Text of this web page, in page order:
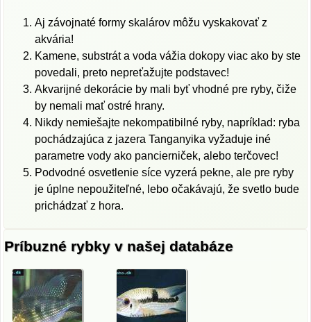
Aj závojnaté formy skalárov môžu vyskakovať z
akvária!
Kamene, substrát a voda vážia dokopy viac ako by ste
povedali, preto nepreťažujte podstavec!
Akvarijné dekorácie by mali byť vhodné pre ryby, čiže
by nemali mať ostré hrany.
Nikdy nemiešajte nekompatibilné ryby, napríklad: ryba
pochádzajúca z jazera Tanganyika vyžaduje iné
parametre vody ako pancierniček, alebo terčovec!
Podvodné osvetlenie síce vyzerá pekne, ale pre ryby
je úplne nepoužiteľné, lebo očakávajú, že svetlo bude
prichádzať z hora.
Príbuzné rybky v našej databáze